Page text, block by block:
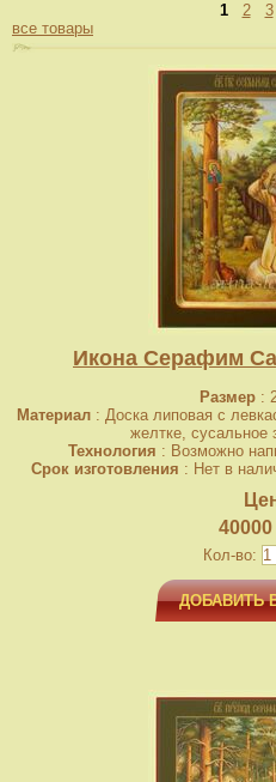
1 2 3
все товары
Икона Серафим
Размер:
Материал: Доска липовая с
желтке, сусальное
Технология : Возможно
Срок изготовления : Нет в
Кол-во:
ДОБАВИТЬ